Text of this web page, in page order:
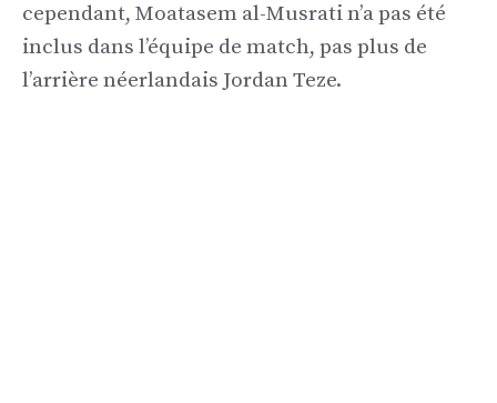
cependant, Moatasem al-Musrati n’a pas été
inclus dans l’équipe de match, pas plus de
l’arrière néerlandais Jordan Teze.